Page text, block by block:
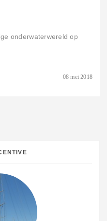
08 mei 2018
onderwaterwereld op